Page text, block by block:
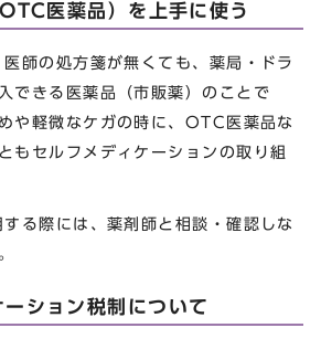
医薬品）を上手に使う
師の処方箋が無くても、薬局・ドラ
できる医薬品（市販薬）のことで
や軽微なケガの時に、OTC医薬品な
もセルフメディケーションの取り組
る際には、薬剤師と相談・確認しな
ション税制について